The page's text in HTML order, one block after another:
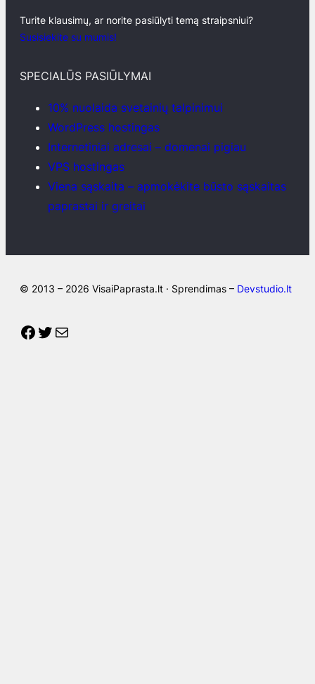
Turite klausimų, ar norite pasiūlyti temą straipsniui?
Susisiekite su mumis!
SPECIALŪS PASIŪLYMAI
10% nuolaida svetainių talpinimui
WordPress hostingas
Internetiniai adresai – domenai pigiau
VPS hostingas
Viena sąskaita – apmokėkite būsto sąskaitas
paprastai ir greitai
© 2013 – 2026 VisaiPaprasta.lt · Sprendimas – Devstudio.lt
Facebook
Twitter
Mail